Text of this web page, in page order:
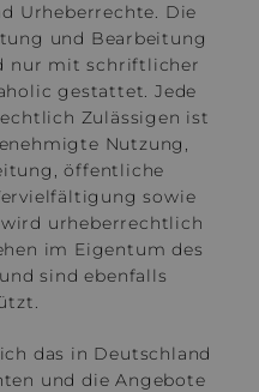
Urheberrechte. Die
und Bearbeitung
nur mit schriftlicher
gestattet. Jede
Zulässigen ist
Nutzung,
öffentliche
sowie
urheberrechtlich
im Eigentum des
sind ebenfalls
das in Deutschland
und die Angebote